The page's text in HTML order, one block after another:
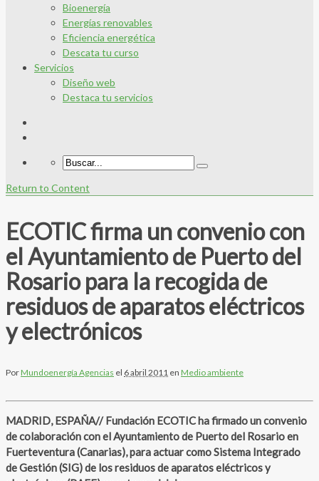
Bioenergía
Energías renovables
Eficiencia energética
Descata tu curso
Servicios
Diseño web
Destaca tu servicios
Return to Content
ECOTIC firma un convenio con
el Ayuntamiento de Puerto del
Rosario para la recogida de
residuos de aparatos eléctricos
y electrónicos
PorMundoenergía Agencias el 6 abril 2011 en Medio ambiente
MADRID, ESPAÑA// Fundación ECOTIC ha firmado un convenio
de colaboración con el Ayuntamiento de Puerto del Rosario en
Fuerteventura (Canarias), para actuar como Sistema Integrado
de Gestión (SIG) de los residuos de aparatos eléctricos y